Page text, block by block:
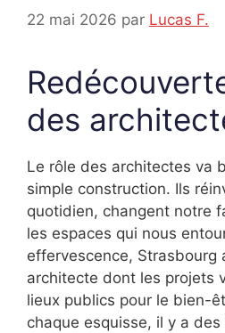
22 mai 2026 par Lucas F.
des
Le rôle des architectes va
simple construction. Ils
quotidien, changent notre
les espaces qui nous
effervescence, Strasbourg
architecte dont les projets
lieux publics pour le bien-
chaque esquisse, il y a